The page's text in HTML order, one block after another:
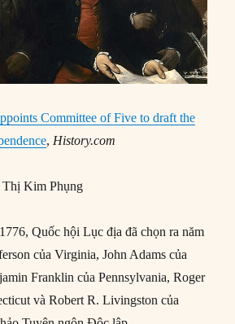
Committee of Five to draft the
,History.com
Kim Phụng
Quốc hội Lục địa đã chọn ra năm
của Virginia, John Adams của
Franklin của Pennsylvania, Roger
và Robert R. Livingston của